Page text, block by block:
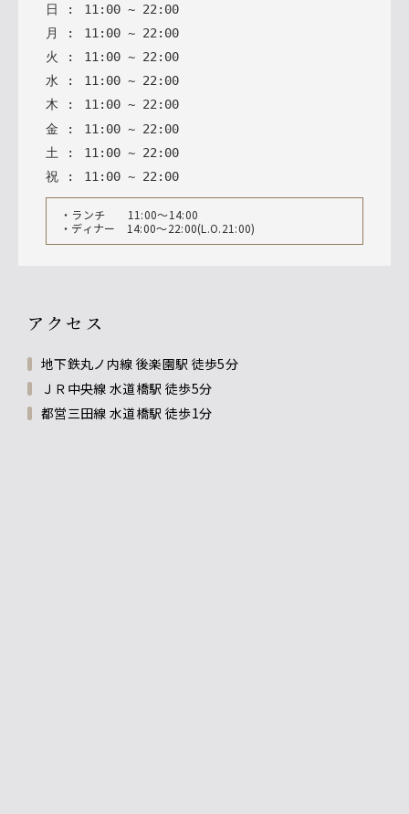
日 : 11 : 00 ~ 22 : 00
月
: 11 : 00 ~ 22 : 00
火
: 11 : 00 ~ 22 : 00
水 : 11: 00 ~ 22: 00
木 : 11: 00 ~ 22: 00
金 : 11 : 00 ~ 22 : 00
土 : 11 : 00 ~ 22 : 00
祝 : 11 : 00 ~ 22 : 00
・ランチ 11:00～14:00
・ディナー 14:00～22:00(L.O.21:00)
アクセス
地下鉄丸ノ内線 後楽園駅 徒歩5分
ＪＲ中央線 水道橋駅 徒歩5分
都営三田線 水道橋駅 徒歩1分